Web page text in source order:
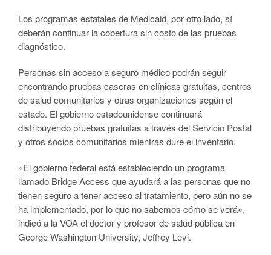
Los programas estatales de Medicaid, por otro lado, sí
deberán continuar la cobertura sin costo de las pruebas
diagnóstico.
Personas sin acceso a seguro médico podrán seguir
encontrando pruebas caseras en clínicas gratuitas, centros
de salud comunitarios y otras organizaciones según el
estado. El gobierno estadounidense continuará
distribuyendo pruebas gratuitas a través del Servicio Postal
y otros socios comunitarios mientras dure el inventario.
«El gobierno federal está estableciendo un programa
llamado Bridge Access que ayudará a las personas que no
tienen seguro a tener acceso al tratamiento, pero aún no se
ha implementado, por lo que no sabemos cómo se verá»,
indicó a la VOA el doctor y profesor de salud pública en
George Washington University, Jeffrey Levi.